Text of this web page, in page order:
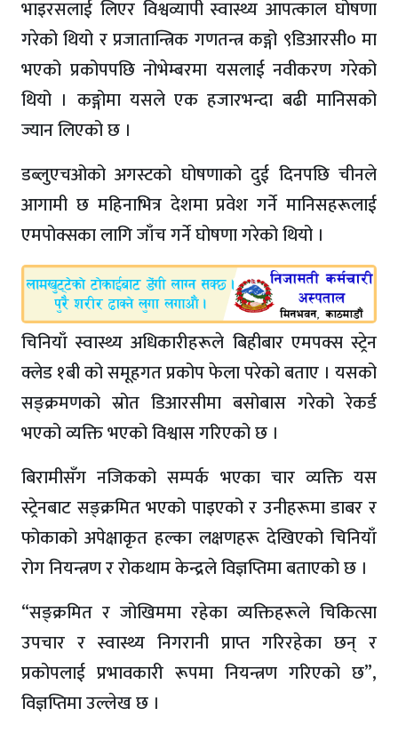
भाइरसलाई लिएर विश्वव्यापी स्वास्थ्य आपत्काल घोषणा
गरेको थियो र प्रजातान्त्रिक गणतन्त्र कङ्गो ९डिआरसी० मा
भएको प्रकोपपछि नोभेम्बरमा यसलाई नवीकरण गरेको
थियो । कङ्गोमा यसले एक हजारभन्दा बढी मानिसको
ज्यान लिएको छ ।
डब्लुएचओको अगस्टको घोषणाको दुई दिनपछि चीनले
आगामी छ महिनाभित्र देशमा प्रवेश गर्ने मानिसहरूलाई
एमपोक्सका लागि जाँच गर्ने घोषणा गरेको थियो ।
चिनियाँ स्वास्थ्य अधिकारीहरूले बिहीबार एमपक्स स्ट्रेन
क्लेड १बी को समूहगत प्रकोप फेला परेको बताए । यसको
सङ्क्रमणको स्रोत डिआरसीमा बसोबास गरेको रेकर्ड
भएको व्यक्ति भएको विश्वास गरिएको छ ।
बिरामीसँग नजिकको सम्पर्क भएका चार व्यक्ति यस
स्ट्रेनबाट सङ्क्रमित भएको पाइएको र उनीहरूमा डाबर र
फोकाको अपेक्षाकृत हल्का लक्षणहरू देखिएको चिनियाँ
रोग नियन्त्रण र रोकथाम केन्द्रले विज्ञप्तिमा बताएको छ ।
“सङ्क्रमित र जोखिममा रहेका व्यक्तिहरूले चिकित्सा
उपचार र स्वास्थ्य निगरानी प्राप्त गरिरहेका छन् र
प्रकोपलाई प्रभावकारी रूपमा नियन्त्रण गरिएको छ”,
विज्ञप्तिमा उल्लेख छ ।